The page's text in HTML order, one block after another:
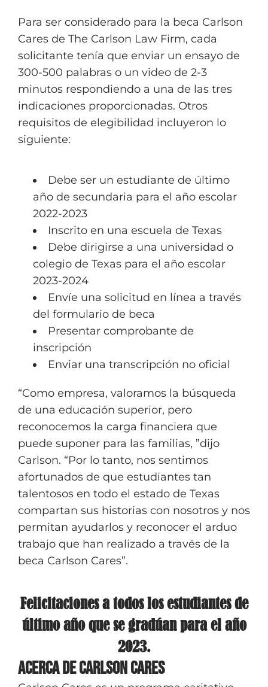
Para ser considerado para la beca Carlson
Cares de The Carlson Law Firm, cada
solicitante tenía que enviar un ensayo de
300-500 palabras o un video de 2-3
minutos respondiendo a una de las tres
indicaciones proporcionadas. Otros
requisitos de elegibilidad incluyeron lo
siguiente:
Debe ser un estudiante de último
año de secundaria para el año escolar
2022-2023
Inscrito en una escuela de Texas
Debe dirigirse a una universidad o
colegio de Texas para el año escolar
2023-2024
Envíe una solicitud en línea a través
del formulario de beca
Presentar comprobante de
inscripción
Enviar una transcripción no oficial
“Como empresa, valoramos la búsqueda
de una educación superior, pero
reconocemos la carga financiera que
puede suponer para las familias, ”dijo
Carlson. “Por lo tanto, nos sentimos
afortunados de que estudiantes tan
talentosos en todo el estado de Texas
compartan sus historias con nosotros y nos
permitan ayudarlos y reconocer el arduo
trabajo que han realizado a través de la
beca Carlson Cares”.
Felicitaciones a todos los estudiantes de
último año que se gradúan para el año
2023.
Acerca de Carlson Cares